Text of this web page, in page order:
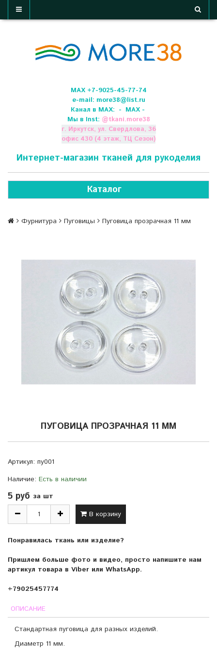
МАХ +7-9025-45-77-74
e-mail: more38@list.ru
Канал в МАХ: - МАХ -
Мы в Inst: @tkani.more38
г. Иркутск, ул. Свердлова, 36
офис 430 (4 этаж, ТЦ Сезон)
Интернет-магазин тканей для рукоделия
Каталог
Фурнитура Пуговицы Пуговица прозрачная 11 мм
ПУГОВИЦА ПРОЗРАЧНАЯ 11 ММ
Артикул: пу001
Наличие: Есть в наличии
5 руб за шт
В корзину
Понравилась ткань или изделие?
Пришлем больше фото и видео, просто напишите нам
артикул товара в Viber или WhatsApp.
+79025457774
ОПИСАНИЕ
Стандартная пуговица для разных изделий.
Диаметр 11 мм.